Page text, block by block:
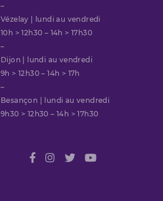
–
Vézelay | lundi au vendredi
10h > 12h30 – 14h > 17h30
–
Dijon | lundi au vendredi
9h > 12h30 – 14h > 17h
–
Besançon | lundi au vendredi
9h30 > 12h30 – 14h > 17h30